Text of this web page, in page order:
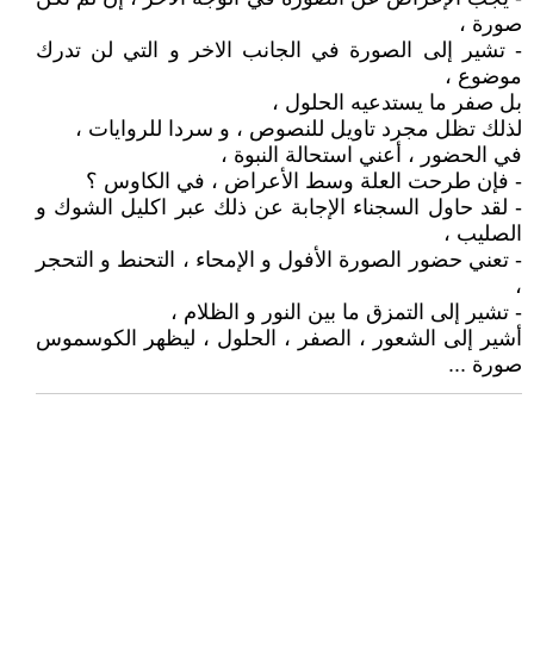
صورة ،
- تشير إلى الصورة في الجانب الاخر و التي لن تدرك
موضوع ،
بل صفر ما يستدعيه الحلول ،
لذلك تظل مجرد تاويل للنصوص ، و سردا للروايات ،
في الحضور ، أعني استحالة النبوة ،
- فإن طرحت العلة وسط الأعراض ، في الكاوس ؟
- لقد حاول السجناء الإجابة عن ذلك عبر اكليل الشوك و
الصليب ،
- تعني حضور الصورة الأفول و الإمحاء ، التحنط و التحجر
،
- تشير إلى التمزق ما بين النور و الظلام ،
أشير إلى الشعور ، الصفر ، الحلول ، ليظهر الكوسموس
صورة ...